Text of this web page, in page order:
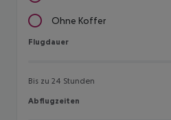
Ohne Koffer
Flugdauer
Flugdauer
Bis zu 24 Stunden
Abflugzeiten
Abflugzeiten